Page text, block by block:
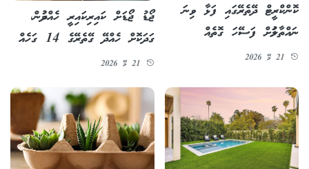
ކޮންކްރީޓް ދޭތެރޭގައި ފަޅާ ވިނަ
ނައްތާލުމަށް ފަސޭހަ ގޮތެއް
ޖޯޑު ޖޯޑަށް ކައިރިކައިރީ ހެއްދުމުން،
ގަދަކޮށް ހެއްދޭ ގޭތެރޭގެ 14 ގަހެއް